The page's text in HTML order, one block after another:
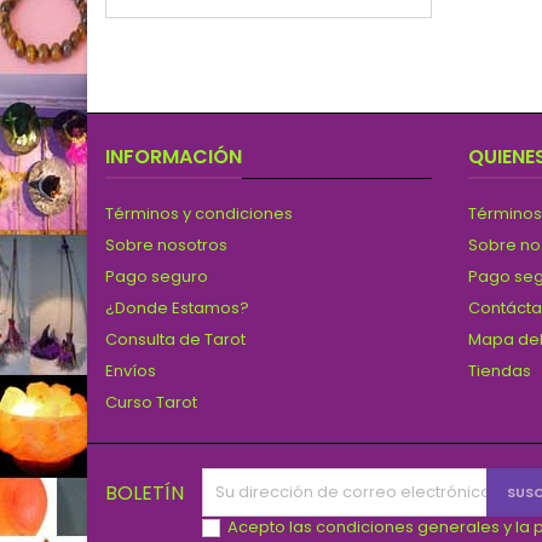
INFORMACIÓN
Términos y condiciones
Sobre nosotros
Pago seguro
¿Donde Estamos?
Consulta de Tarot
Envíos
Curso Tarot
Sobre
Pago
Mapa
Tiendas
BOLETÍN
Acepto las condiciones generales y la